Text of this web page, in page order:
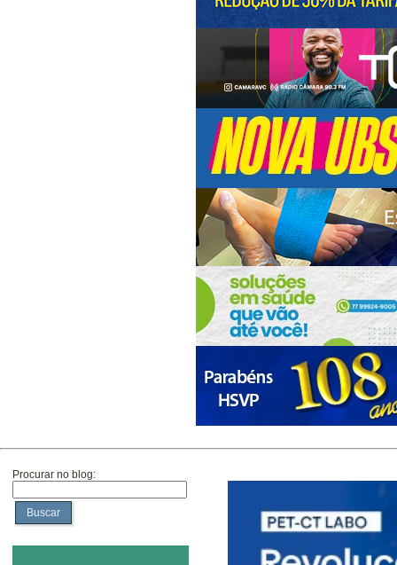
Procurar no blog:
Buscar